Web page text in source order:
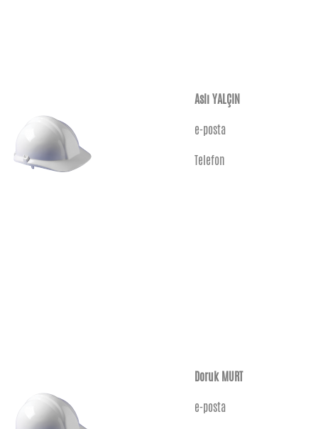
Aslı YALÇIN
e-posta
Telefon
Doruk MURT
e-posta